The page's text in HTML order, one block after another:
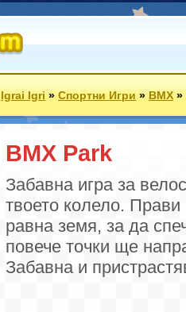
Igrai Igri»Спортни Игри»BMX»
BMX Park
Забавна игра за
твоето колело.
равна земя, за да
повече точки ще
Забавна и